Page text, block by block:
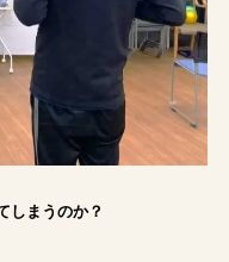
しまうのか？